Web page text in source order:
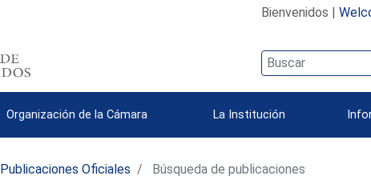
Bienvenidos |
Organización de la Cámara La Institución
Publicaciones Oficiales Búsqueda de publicaciones